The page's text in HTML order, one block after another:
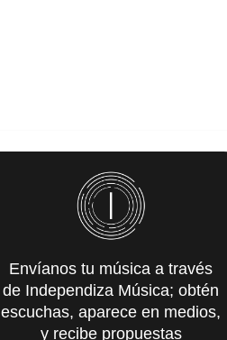
Envíanos tu música a través
de Independiza Música; obtén
escuchas, aparece en medios,
y recibe propuestas